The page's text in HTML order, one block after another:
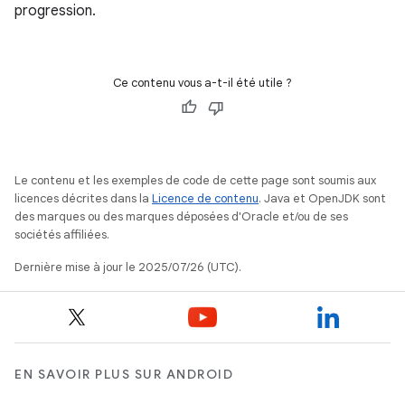
progression.
Ce contenu vous a-t-il été utile ?
Le contenu et les exemples de code de cette page sont soumis aux
licences décrites dans la Licence de contenu. Java et OpenJDK sont
des marques ou des marques déposées d'Oracle et/ou de ses
sociétés affiliées.
Dernière mise à jour le 2025/07/26 (UTC).
EN SAVOIR PLUS SUR ANDROID